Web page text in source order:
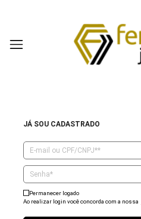
JÁ SOU CADASTRADO
Permanecer logado
Ao realizar login você concorda com a nossa